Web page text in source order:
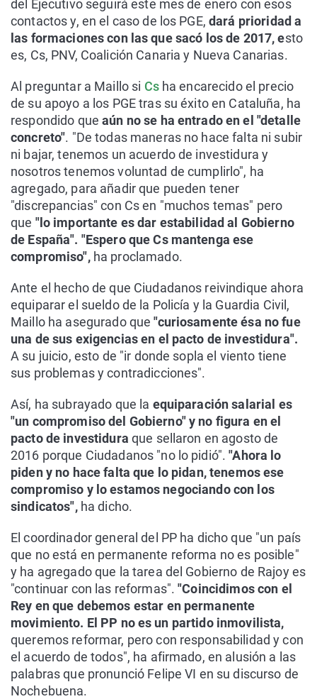
del Ejecutivo seguirá este mes de enero con esos
contactos y, en el caso de los PGE,dará prioridad a
las formaciones con las que sacó los de 2017, esto
es, Cs, PNV, Coalición Canaria y Nueva Canarias.
Al preguntar a Maillo si Csha encarecido el precio
de su apoyo a los PGE tras su éxito en Cataluña, ha
respondido queaún no se ha entrado en el "detalle
concreto". "De todas maneras no hace falta ni subir
ni bajar, tenemos un acuerdo de investidura y
nosotros tenemos voluntad de cumplirlo", ha
agregado, para añadir que pueden tener
"discrepancias" con Cs en "muchos temas" pero
que "lo importante es dar estabilidad al Gobierno
de España". "Espero que Cs mantenga ese
compromiso",ha proclamado.
Ante el hecho de que Ciudadanos reivindique ahora
equiparar el sueldo de la Policía y la Guardia Civil,
Maillo ha asegurado que "curiosamente ésa no fue
una de sus exigencias en el pacto de investidura".
A su juicio, esto de "ir donde sopla el viento tiene
sus problemas y contradicciones".
Así, ha subrayado que la equiparación salarial es
"un compromiso del Gobierno" y no figura en el
pacto de investidura que sellaron en agosto de
2016 porque Ciudadanos "no lo pidió"."Ahora lo
piden y no hace falta que lo pidan, tenemos ese
compromiso y lo estamos negociando con los
sindicatos", ha dicho.
El coordinador general del PP ha dicho que "un país
que no está en permanente reforma no es posible"
y ha agregado que la tarea del Gobierno de Rajoy es
"continuar con las reformas". "Coincidimos con el
Rey en que debemos estar en permanente
movimiento. El PP no es un partido inmovilista,
queremos reformar, pero con responsabilidad y con
el acuerdo de todos", ha afirmado, en alusión a las
palabras que pronunció Felipe VI en su discurso de
Nochebuena.